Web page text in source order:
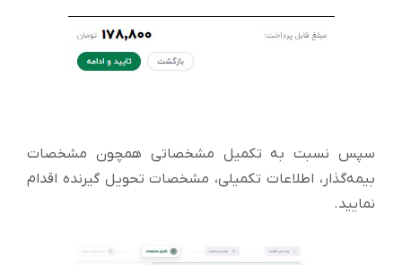
سپس نسبت به تکمیل مشخصاتی همچون مشخصات
بیمه‌گذار، اطلاعات تکمیلی، مشخصات تحویل گیرنده اقدام
نمایید.